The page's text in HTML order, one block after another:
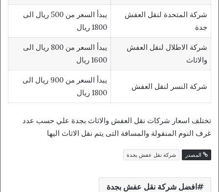
شركة المتحدة لنقل العفش
جدة
يبدأ السعر من 500 ريال الى
1800 ريال
شركة الاطلال لنقل العفش
والاثاث
يبدأ السعر من 800 ريال الى
1600 ريال
شركة النسر لنقل العفش
يبدأ السعر من 900 ريال الى
1800 ريال
تختلف اسعار شركات نقل العفش والاثاث بجدة علي حسب عدد
غرف النوم المنقولة والمسافة التى يتم نقل الاثاث اليها
المصدر شركة نقل عفش بجدة
افضل شركة نقل عفش بجدة